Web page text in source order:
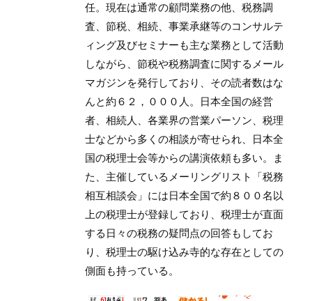
任。現在は通常の顧問業務の他、税務調
査、節税、相続、事業承継等のコンサルテ
ィング及びセミナーも主な業務として活動
しながら、節税や税務調査に関するメール
マガジンを発行しており、その読者数はな
んと約６２，０００人。日本全国の経営
者、相続人、各業界の営業パーソン、税理
士などから多くの相談が寄せられ、日本全
国の税理士会等からの講演依頼も多い。ま
た、主催しているメーリングリスト「税務
相互相談会」には日本全国で約８００名以
上の税理士が登録しており、税理士が直面
する日々の税務の疑問点の回答もしてお
り、税理士の駆け込み寺的な存在としての
側面も持っている。